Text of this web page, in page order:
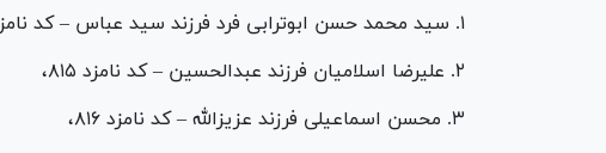
۱. سید محمد حسن ابوترابی فرد فرزند سید عباس – کد نامزد ۸۱۲،
۲. علیرضا اسلامیان فرزند عبدالحسین – کد نامزد ۸۱۵،
۳. محسن اسماعیلی فرزند عزیزالله – کد نامزد ۸۱۶،